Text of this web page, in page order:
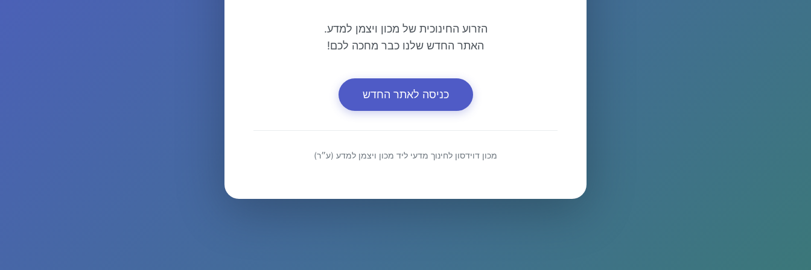
הזרוע החינוכית של מכון ויצמן למדע.
האתר החדש שלנו כבר מחכה לכם!
כניסה לאתר החדש
מכון דוידסון לחינוך מדעי ליד מכון ויצמן למדע (ע״ר)